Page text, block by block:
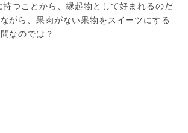
がら、果肉がない果物をスイーツにする
なのでは？